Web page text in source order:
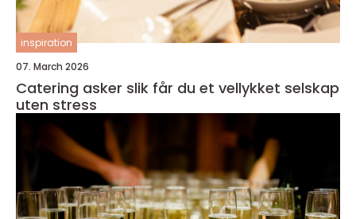
inspiration
07. March 2026
Catering asker slik får du et vellykket selskap
uten stress